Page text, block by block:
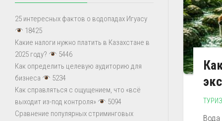
Вода
25 интересных фактов о водопадах Игуасу
18425
Какие налоги нужно платить в Казахстане в
2025 году?
5446
Как определить целевую аудиторию для
бизнеса
5234
Как справляться с ощущением, что «всё
выходит из-под контроля»
5094
Сравнение популярных стриминговых